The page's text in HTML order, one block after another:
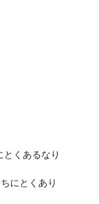
くあるなり
にとくあり